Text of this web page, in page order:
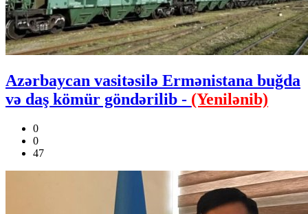
Azərbaycan vasitəsilə Ermənistana buğda
və daş kömür göndərilib - (Yenilənib)
0
0
47